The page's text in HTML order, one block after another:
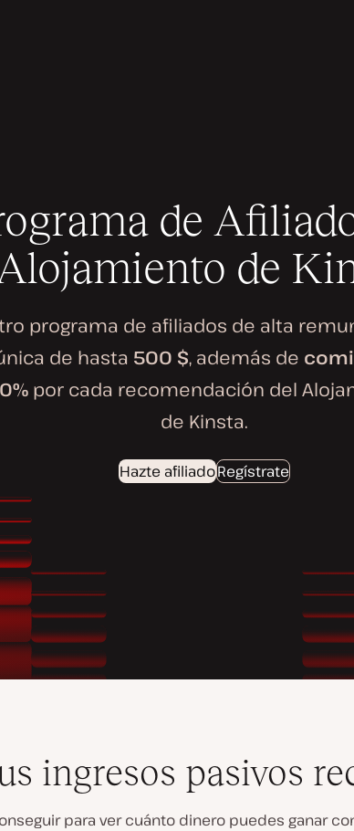
de
de
programa de afiliados de alta
de hasta 500 $, además de
por cada recomendación del
de Kinsta.
Hazte afiliadoRegístrate
ingresos pasivos
para ver cuánto dinero puedes ganar